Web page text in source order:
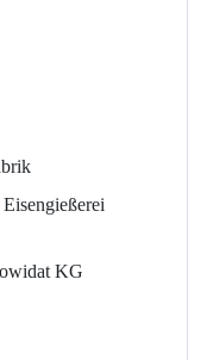
KG